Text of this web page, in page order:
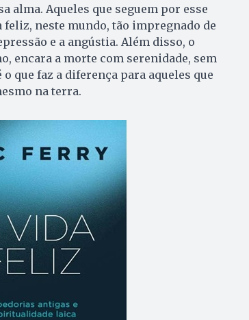
alma. Aqueles que seguem por esse
neste mundo, tão impregnado de
e a angústia. Além disso, o
encara a morte com serenidade, sem
que faz a diferença para aqueles que
na terra.